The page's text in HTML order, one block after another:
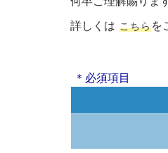
詳しくは こちらを
＊必須項目